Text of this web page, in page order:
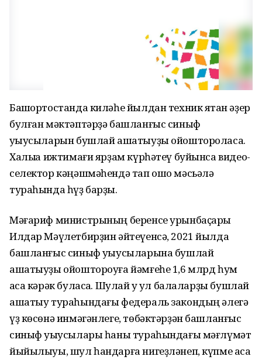
Башҡортостанда киләһе йылдан техник яҡтан әҙер
булған мәктәптәрҙә башланғыс синыф
уҡыусыларын бушлай ашатыуҙы ойоштороласаҡ.
Халыҡҡа ижтимағи ярҙам күрһәтеү буйынса видео-
селектор кәңәшмәһендә тап ошо мәсьәлә
тураһында һүҙ барҙы.
Мәғариф министрының беренсе урынбаҫары
Илдар Мәүлетбирҙин әйтеүенсә, 2021 йылда
башланғыс синыф уҡыусыларына бушлай
ашатыуҙы ойоштороуға йәмғеһе 1,6 млрд һум
аҡса кәрәк буласаҡ. Шулай уҡ ул балаларҙы бушлай
ашатыу тураһындағы федераль закондың әлегә
үҙ көсөнә инмәгәнлеге, төбәктәрҙән башланғыс
синыф уҡыусылары һаны тураһындағы мәғлүмәт
йыйылыуы, шул һандарға нигеҙләнеп, күпме аҡса